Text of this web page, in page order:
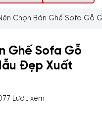
Chọn Bàn Ghế Sofa Gỗ
Ghế Sofa Gỗ
Đẹp Xuất
Lượt xem